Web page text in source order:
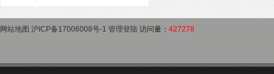
网站地图 沪ICP备17006008号-1 管理登陆 访问量： 427278